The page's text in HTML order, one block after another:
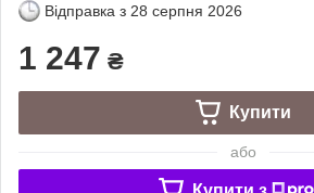
Відправка з 28 серпня 2026
1 247 ₴
Купити
або